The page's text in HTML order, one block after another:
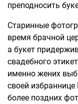
преподносить
Старинные
время брачной
а букет
свадебного
именно жених
своей
более поздних